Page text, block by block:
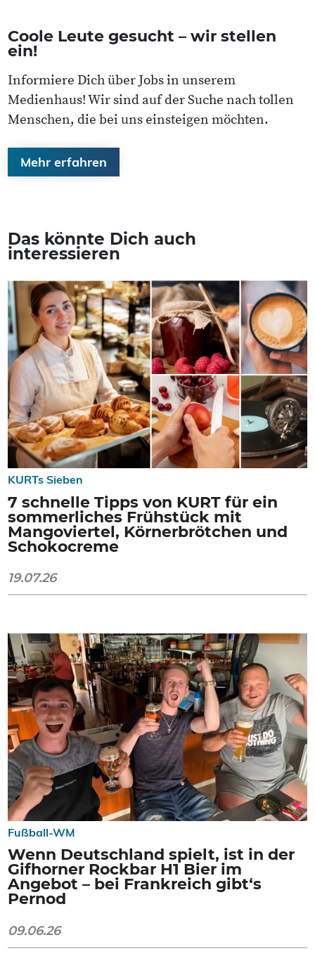
Coole Leute gesucht – wir stellen
ein!
Informiere Dich über Jobs in unserem
Medienhaus! Wir sind auf der Suche nach tollen
Menschen, die bei uns einsteigen möchten.
Mehr erfahren
Das könnte Dich auch
interessieren
KURTs Sieben
7 schnelle Tipps von KURT für ein
sommerliches Frühstück mit
Mangoviertel, Körnerbrötchen und
Schokocreme
19.07.26
Fußball-WM
Wenn Deutschland spielt, ist in der
Gifhorner Rockbar H1 Bier im
Angebot – bei Frankreich gibt‘s
Pernod
09.06.26